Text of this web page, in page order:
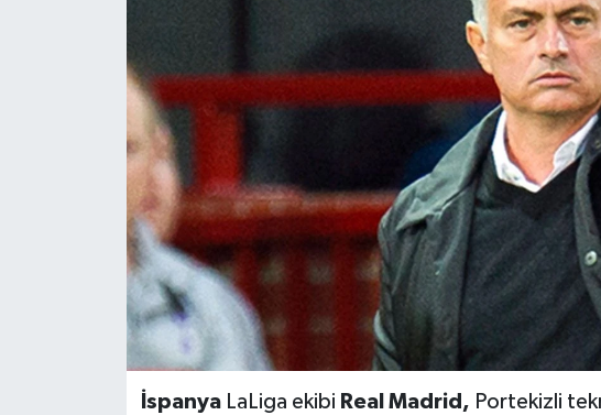
İspanyaLaLiga ekibi Real Madrid, Portekizli
SAĞLIK
BİLİM VE TEKNOLOJİ
OTOMOBİL
KURUMSAL